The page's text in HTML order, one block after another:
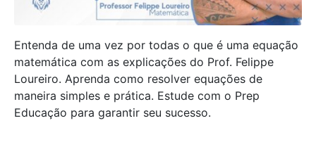
Entenda de uma vez por todas o que é uma equação
matemática com as explicações do Prof. Felippe
Loureiro. Aprenda como resolver equações de
maneira simples e prática. Estude com o Prep
Educação para garantir seu sucesso.